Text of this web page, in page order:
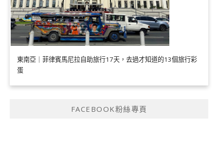
東南亞｜菲律賓馬尼拉自助旅行17天，去過才知道的13個旅行彩
蛋
FACEBOOK粉絲專頁